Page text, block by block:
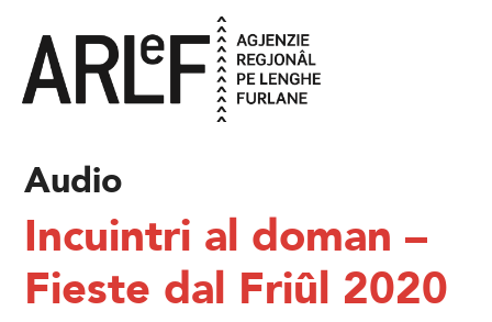
Audio
Incuintri al doman –
Fieste dal Friûl 2020